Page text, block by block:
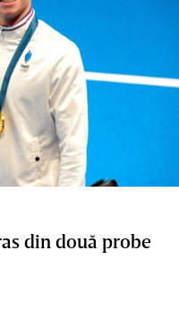
din două probe